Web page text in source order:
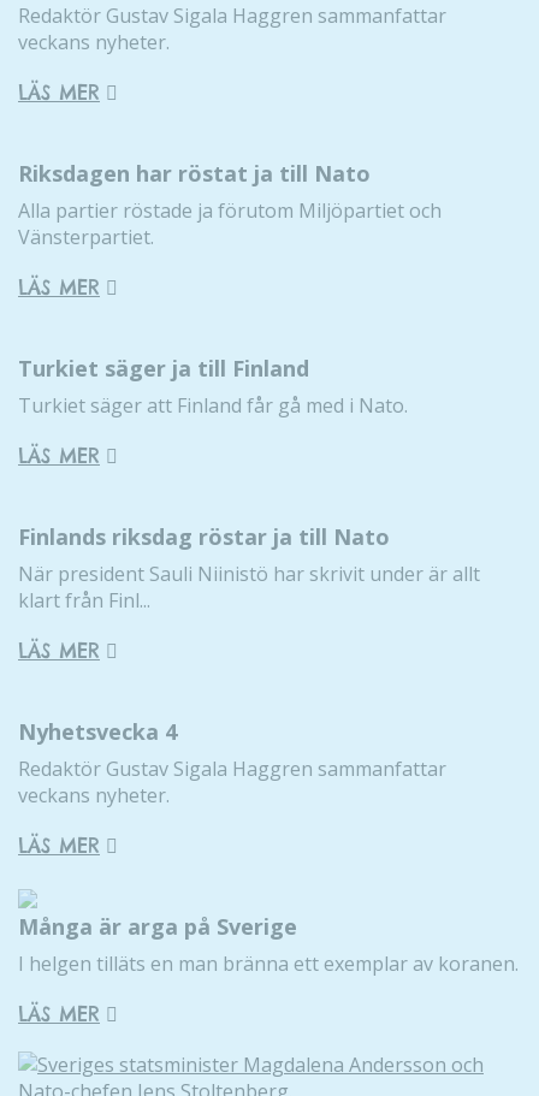
Redaktör Gustav Sigala Haggren sammanfattar
veckans nyheter.
LÄS MER
Riksdagen har röstat ja till Nato
Alla partier röstade ja förutom Miljöpartiet och
Vänsterpartiet.
LÄS MER
Turkiet säger ja till Finland
Turkiet säger att Finland får gå med i Nato.
LÄS MER
Finlands riksdag röstar ja till Nato
När president Sauli Niinistö har skrivit under är allt
klart från Finl...
LÄS MER
Nyhetsvecka 4
Redaktör Gustav Sigala Haggren sammanfattar
veckans nyheter.
LÄS MER
Många är arga på Sverige
I helgen tilläts en man bränna ett exemplar av koranen.
LÄS MER